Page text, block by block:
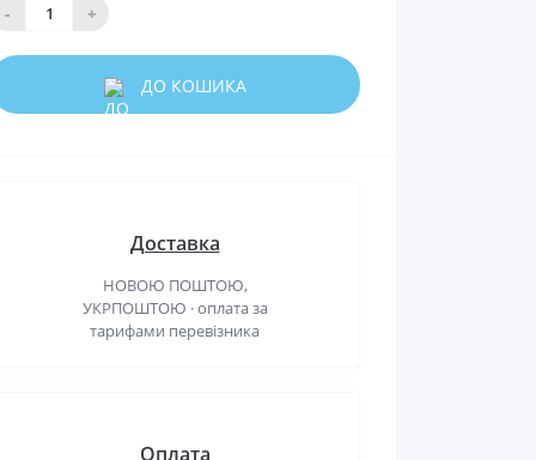
-
+
ДО КОШИКА
Доставка
НОВОЮ ПОШТОЮ,
УКРПОШТОЮ · оплата за
тарифами перевізника
Оплата